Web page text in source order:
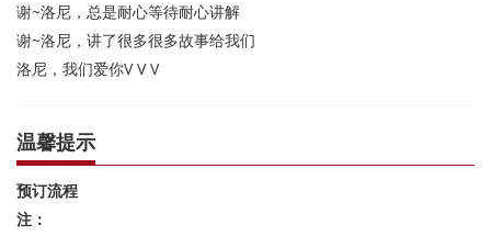
谢~洛尼，总是耐心等待耐心讲解
谢~洛尼，讲了很多很多故事给我们
洛尼，我们爱你V V V
温馨提示
预订流程
注：